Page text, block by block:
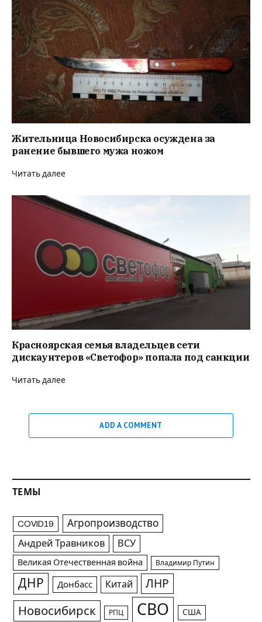
Жительница Новосибирска осуждена за
ранение бывшего мужа ножом
Читать далее
Красноярская семья владельцев сети
дискаунтеров «Светофор» попала под санкции
Читать далее
ADD A COMMENT
ТЕМЫ
COVID19 Агропроизводство
Андрей Травников ВСУ
Великая Отечественная война Владимир Путин
ДНР Донбасс Китай ЛНР
Новосибирск РПЦ СВО США